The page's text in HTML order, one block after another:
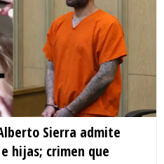
Sierra admite
hijas; crimen que